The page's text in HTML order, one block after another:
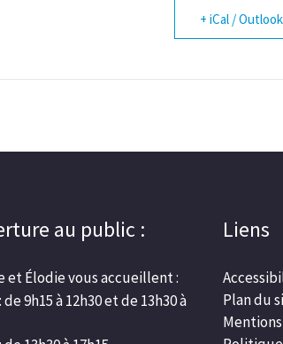
+ iCal /
au public :
et Élodie vous accueillent :
de 9h15 à 12h30 et de 13h30 à
Liens
Plan du